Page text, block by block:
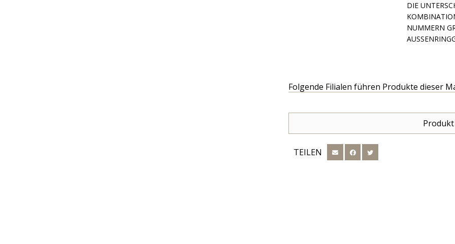
ATION MUSS
N GRÖSSER
GGRÖSSE 50
Folgende Filialen führen Produkte dieser
TEILEN